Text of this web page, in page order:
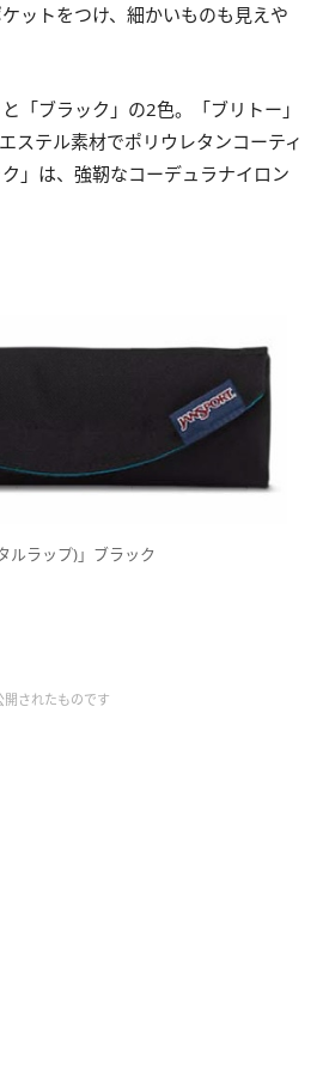
ットをつけ、細かいものも見えや
「ブラック」の2色。「ブリトー」
ステル素材でポリウレタンコーティ
」は、強靭なコーデュラナイロン
ルラップ)」ブラック
されたものです